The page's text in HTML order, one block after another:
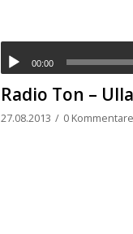
00:00
Radio Ton –
27.08.2013 / 0 Kommentare